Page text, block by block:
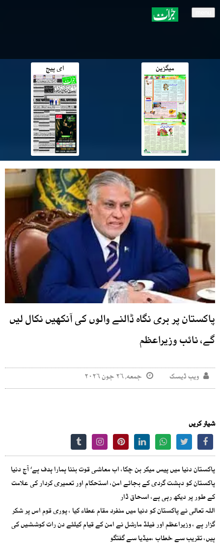
میگزین ای پیج
پاکستان پر بری نگاہ ڈالنے والوں کی آنکھیں نکال لیں
گے، نائب وزیراعظم
ویب ڈیسک جمعه, ۲۶ جون ۲۰۲۶
شیئر کریں
پاکستان دنیا میں پیس میکر بن چکا، اب معاشی قوت بننا ہمارا ہدف ہے‘ آج دنیا
پاکستان کو دہشت گردی کے بجائے امن، استحکام اور تعمیری کردار کی علامت
کے طور پر دیکھ رہی ہے، اسحاق ڈار
اللہ تعالی نے پاکستان کو دنیا میں منفرد مقام عطاء کیا ، پوری قوم اس پر شکر
گزار ہے ، وزیراعظم اور فیلڈ مارشل نے امن کے قیام کیلئے دن رات کوششیں کی
ہیں، تقریب سے خطاب ،میڈیا سے گفتگو